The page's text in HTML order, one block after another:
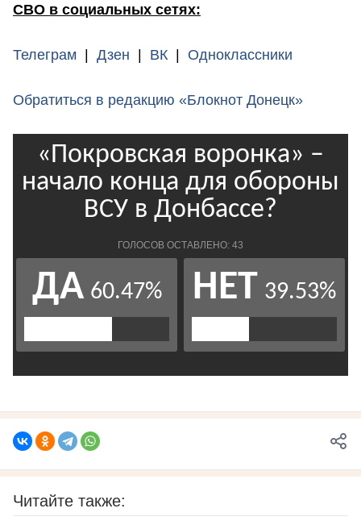
СВО в социальных сетях:
Телеграм | Дзен | ВК | Одноклассники
Обратиться в редакцию «Блокнот Донецк»
Читайте также: